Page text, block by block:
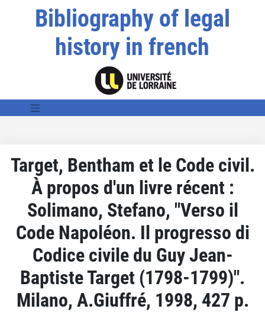
Bibliography of legal
history in french
Target, Bentham et le Code civil.
À propos d'un livre récent :
Solimano, Stefano, "Verso il
Code Napoléon. Il progresso di
Codice civile du Guy Jean-
Baptiste Target (1798-1799)".
Milano, A.Giuffré, 1998, 427 p.